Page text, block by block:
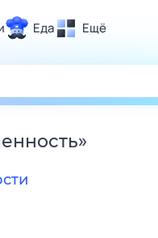
Еда Ещё
и отдых
»